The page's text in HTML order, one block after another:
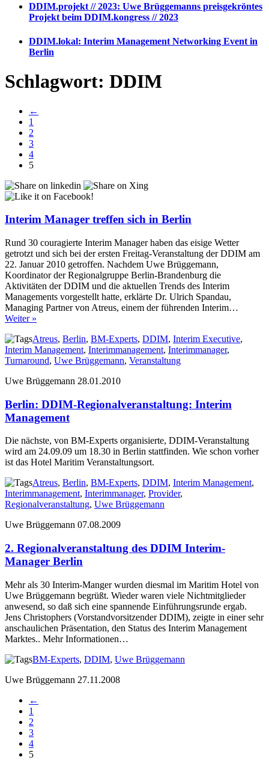
DDIM.projekt // 2023: Uwe Brüggemanns preisgekröntes
Projekt beim DDIM.kongress // 2023
DDIM.lokal: Interim Management Networking Event in
Berlin
Schlagwort: DDIM
←
1
2
3
4
5
Interim Manager treffen sich in Berlin
Rund 30 couragierte Interim Manager haben das eisige Wetter
getrotzt und sich bei der ersten Freitag-Veranstaltung der DDIM am
22. Januar 2010 getroffen. Nachdem Uwe Brüggemann,
Koordinator der Regionalgruppe Berlin-Brandenburg die
Aktivitäten der DDIM und die aktuellen Trends des Interim
Managements vorgestellt hatte, erklärte Dr. Ulrich Spandau,
Managing Partner von Atreus, einem der führenden Interim…
Weiter »
Atreus, Berlin, BM-Experts, DDIM, Interim Executive,
Interim Management, Interimmanagement, Interimmanager,
Turnaround, Uwe Brüggemann, Veranstaltung
Uwe Brüggemann 28.01.2010
Berlin: DDIM-Regionalveranstaltung: Interim
Management
Die nächste, von BM-Experts organisierte, DDIM-Veranstaltung
wird am 24.09.09 um 18.30 in Berlin stattfinden. Wie schon vorher
ist das Hotel Maritim Veranstaltungsort.
Atreus, Berlin, BM-Experts, DDIM, Interim Management,
Interimmanagement, Interimmanager, Provider,
Regionalveranstaltung, Uwe Brüggemann
Uwe Brüggemann 07.08.2009
2. Regionalveranstaltung des DDIM Interim-
Manager Berlin
Mehr als 30 Interim-Manger wurden diesmal im Maritim Hotel von
Uwe Brüggemann begrüßt. Wieder waren viele Nichtmitglieder
anwesend, so daß sich eine spannende Einführungsrunde ergab.
Jens Christophers (Vorstandvorsitzender DDIM), zeigte in einer sehr
anschaulichen Präsentation, den Status des Interim Management
Marktes.. Mehr Informationen…
BM-Experts, DDIM, Uwe Brüggemann
Uwe Brüggemann 27.11.2008
←
1
2
3
4
5